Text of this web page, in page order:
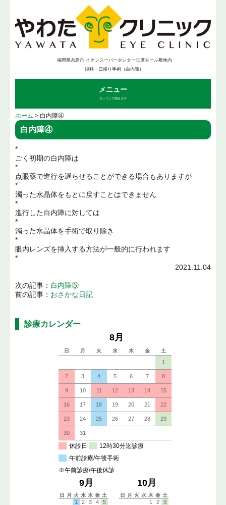
福岡県糸島市 イオンスーパーセンター志摩モール敷地内
眼科・日帰り手術（白内障）
メニュー
タップして開きます
ホーム > 白内障④
白内障④
*
ごく初期の白内障は
*
点眼薬で進行を遅らせることができる場合もありますが
*
濁った水晶体をもとに戻すことはできません
*
進行した白内障に対しては
*
濁った水晶体を手術で取り除き
*
眼内レンズを挿入する方法が一般的に行われます
*
2021.11.04
次の記事： 白内障⑤
前の記事： おさかな日記
診療カレンダー